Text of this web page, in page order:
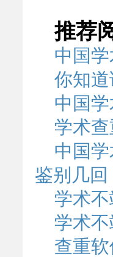
推荐
中国
你知
中国
学术
中国
鉴别几回
学术
学术
查重